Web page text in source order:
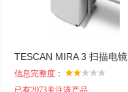
TESCAN MIRA 3 扫描电镜
信息完整度：
已有2073关注该产品